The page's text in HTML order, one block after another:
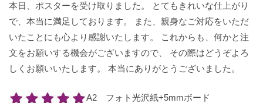
本日、ポスターを受け取りました。 とてもきれいな仕上がり
で、本当に満足しております。 また、親身なご対応をいただ
いたことにも心より感謝いたします。 これからも、何かと注
文をお願いする機会がございますので、 その際はどうぞよろ
しくお願いいたします。 本当にありがとうございました。
A2 フォト光沢紙+5mmボード